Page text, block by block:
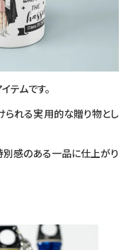
テムです。
られる実用的な贈り物とし
別感のある一品に仕上がり